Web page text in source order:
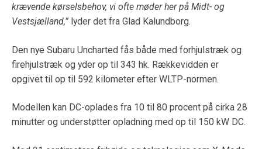
krævende kørselsbehov, vi ofte møder her på Midt- og
Vestsjælland,” lyder det fra Glad Kalundborg.
Den nye Subaru Uncharted fås både med forhjulstræk og
firehjulstræk og yder op til 343 hk. Rækkevidden er
opgivet til op til 592 kilometer efter WLTP-normen.
Modellen kan DC-oplades fra 10 til 80 procent på cirka 28
minutter og understøtter opladning med op til 150 kW DC.